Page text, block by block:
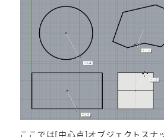
ここでは[中心点]オブジェクトスナ